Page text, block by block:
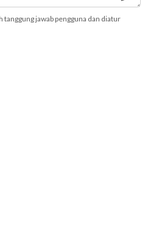
jawab pengguna dan diatur